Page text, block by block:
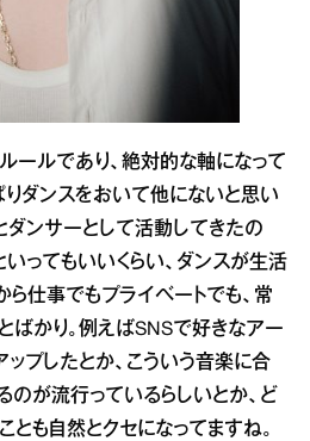
ールであり、絶対的な軸になって
りダンスをおいて他にないと思い
ダンサーとして活動してきたの
いってもいいくらい、ダンスが生活
ら仕事でもプライベートでも、常
ばかり。例えばSNSで好きなアー
ップしたとか、こういう音楽に合
のが流行っているらしいとか、ど
とも自然とクセになってますね。